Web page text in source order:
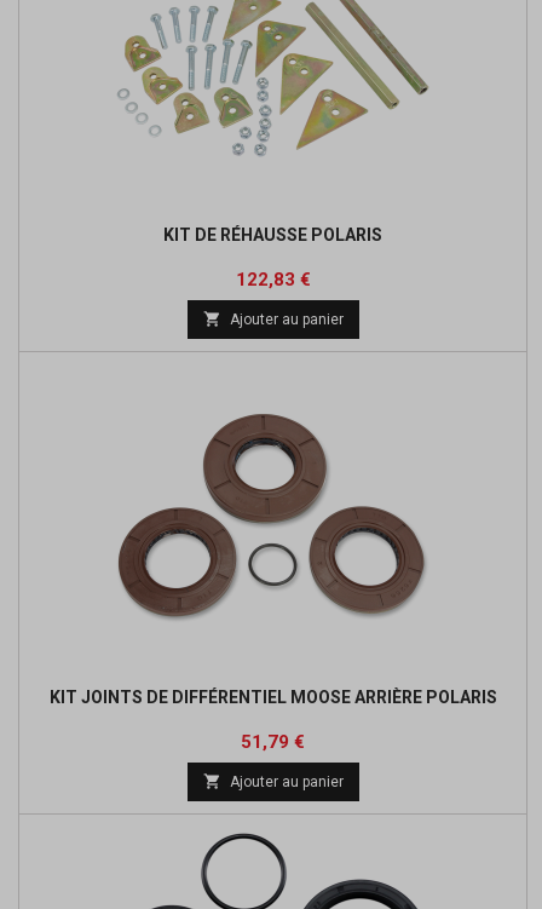
KIT DE RÉHAUSSE POLARIS
Prix
122,83 €Prix
de
base
 Ajouter au panier
KIT JOINTS DE DIFFÉRENTIEL MOOSE ARRIÈRE POLARIS
Prix
51,79 €
base
 Ajouter au panier